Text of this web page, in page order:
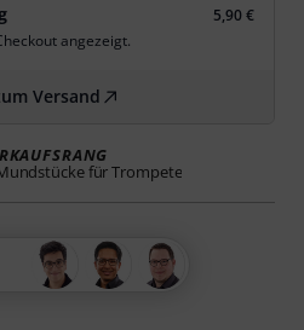
5,90 €
angezeigt.
Versand
für Trompete